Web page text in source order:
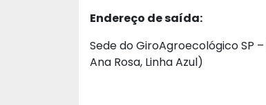
Endereço de saída:
Sede do GiroAgroecológico SP
Ana Rosa, Linha Azul)